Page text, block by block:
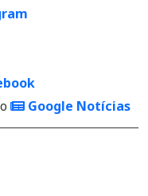
Google Notícias